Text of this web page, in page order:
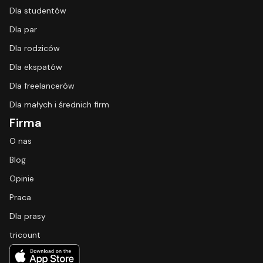
Dla studentów
Dla par
Dla rodziców
Dla ekspatów
Dla freelancerów
Dla małych i średnich firm
Firma
O nas
Blog
Opinie
Praca
Dla prasy
tricount